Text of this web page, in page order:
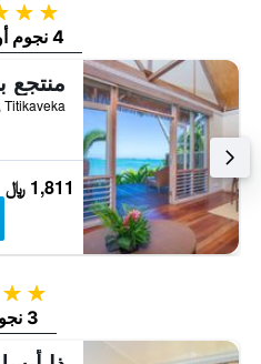
4 نجوم
4 نجوم أو أكثر
1,811 ﷼
3 نجوم
3 نجوم